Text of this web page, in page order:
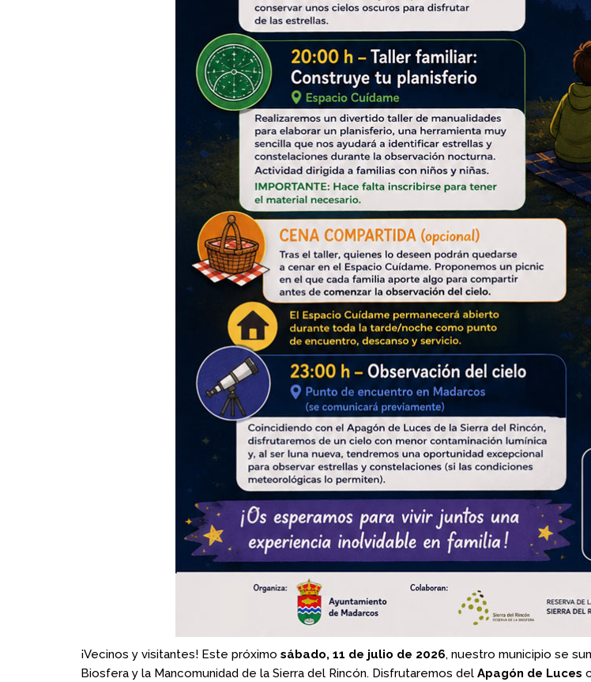
¡Vecinos y visitantes! Este próximo sábado, 11 de julio de 2026, nuestro municipio se
Biosfera y la Mancomunidad de la Sierra del Rincón. Disfrutaremos del Apagón de Luces